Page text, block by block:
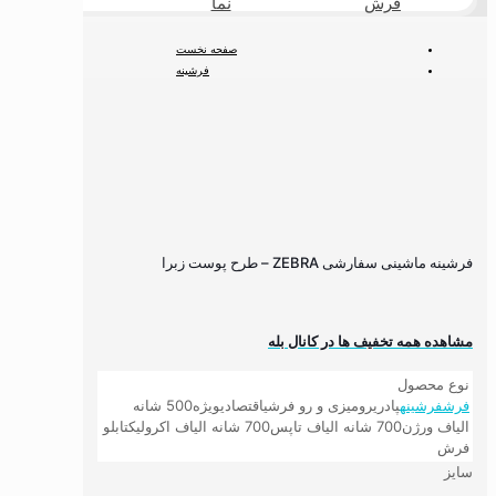
صفحه نخست
فرشینه
فرشینه ماشینی سفارشی ZEBRA – طرح پوست زبرا
مشاهده همه تخفیف ها در کانال بله
نوع محصول
فرشفرشینهپادریرومیزی و رو فرشیاقتصادیویژه
500 شانه
الیاف ورژن700 شانه الیاف تاپس 700 شانه الیاف اکرولیک
تابلو
فرش
سایز